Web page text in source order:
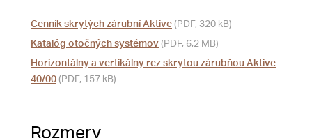
Cenník skrytých zárubní Aktive (PDF, 320 kB)
Katalóg otočných systémov (PDF, 6,2 MB)
Horizontálny a vertikálny rez skrytou zárubňou Aktive
40/00 (PDF, 157 kB)
Rozmery